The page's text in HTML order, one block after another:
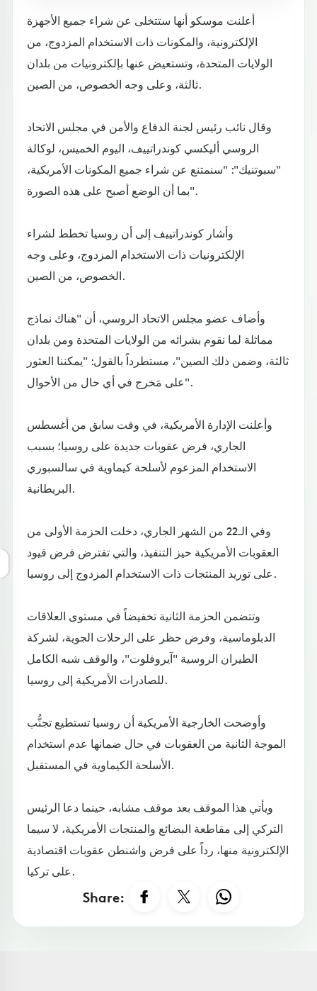
أعلنت موسكو أنها ستتخلى عن شراء جميع الأجهزة
الإلكترونية، والمكونات ذات الاستخدام المزدوج، من
الولايات المتحدة، وتستعيض عنها بإلكترونيات من بلدان
ثالثة، وعلى وجه الخصوص، من الصين.
وقال نائب رئيس لجنة الدفاع والأمن في مجلس الاتحاد
الروسي أليكسي كوندراتييف، اليوم الخميس، لوكالة
"سبوتنيك": "سنمتنع عن شراء جميع المكونات الأمريكية،
بما أن الوضع أصبح على هذه الصورة".
وأشار كوندراتييف إلى أن روسيا تخطط لشراء
الإلكترونيات ذات الاستخدام المزدوج، وعلى وجه
الخصوص، من الصين.
وأضاف عضو مجلس الاتحاد الروسي، أن "هناك نماذج
مماثلة لما نقوم بشرائه من الولايات المتحدة ومن بلدان
ثالثة، وضمن ذلك الصين"، مستطرداً بالقول: "يمكننا العثور
على مَخرج في أي حال من الأحوال".
وأعلنت الإدارة الأمريكية، في وقت سابق من أغسطس
الجاري، فرض عقوبات جديدة على روسيا؛ بسبب
الاستخدام المزعوم لأسلحة كيماوية في سالسبوري
البريطانية.
وفي الـ22 من الشهر الجاري، دخلت الحزمة الأولى من
العقوبات الأمريكية حيز التنفيذ، والتي تفترض فرض قيود
على توريد المنتجات ذات الاستخدام المزدوج إلى روسيا.
وتتضمن الحزمة الثانية تخفيضاً في مستوى العلاقات
الدبلوماسية، وفرض حظر على الرحلات الجوية، لشركة
الطيران الروسية "آيروفلوت"، والوقف شبه الكامل
للصادرات الأمريكية إلى روسيا.
وأوضحت الخارجية الأمريكية أن روسيا تستطيع تجنُّب
الموجة الثانية من العقوبات في حال ضمانها عدم استخدام
الأسلحة الكيماوية في المستقبل.
ويأتي هذا الموقف بعد موقف مشابه، حينما دعا الرئيس
التركي إلى مقاطعة البضائع والمنتجات الأمريكية، لا سيما
الإلكترونية منها، رداً على فرض واشنطن عقوبات اقتصادية
على تركيا.
Share: